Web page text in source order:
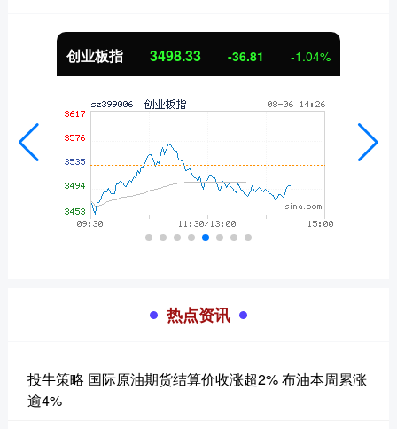
-1.05% 基金指数 7227.76
热点资讯
投牛策略 国际原油期货结算价收涨超2% 布油本周累涨
逾4%